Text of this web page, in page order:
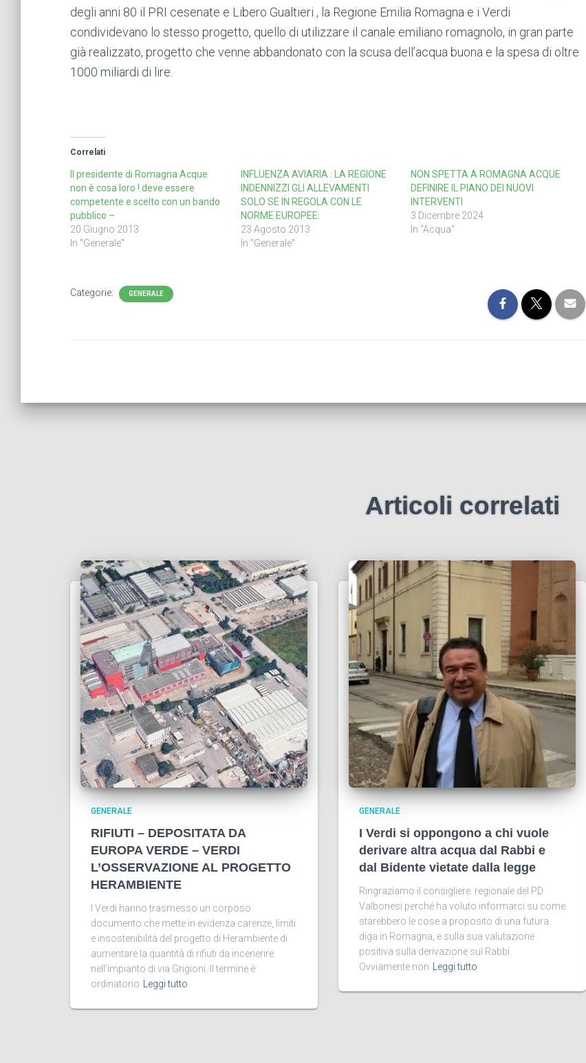
degli anni 80 il PRI cesenate e Libero Gualtieri , la Regione Emilia Romagna e i Verdi
condividevano lo stesso progetto, quello di utilizzare il canale emiliano romagnolo, in gran parte
già realizzato, progetto che venne abbandonato con la scusa dell’acqua buona e la spesa di oltre
1000 miliardi di lire.
Correlati
Il presidente di Romagna Acque
non è cosa loro ! deve essere
competente e scelto con un bando
pubblico –
20 Giugno 2013
In "Generale"
INFLUENZA AVIARIA : LA REGIONE
INDENNIZZI GLI ALLEVAMENTI
SOLO SE IN REGOLA CON LE
NORME EUROPEE:
23 Agosto 2013
In "Generale"
NON SPETTA A ROMAGNA ACQUE
DEFINIRE IL PIANO DEI NUOVI
INTERVENTI
3 Dicembre 2024
In "Acqua"
Categorie: GENERALE
Articoli correlati
GENERALE
RIFIUTI – DEPOSITATA DA
EUROPA VERDE – VERDI
L’OSSERVAZIONE AL PROGETTO
HERAMBIENTE
I Verdi hanno trasmesso un corposo
documento che mette in evidenza carenze, limiti
e insostenibilità del progetto di Herambiente di
aumentare la quantità di rifiuti da incenerire
nell’impianto di via Grigioni. Il termine è
ordinatorio
Leggi tutto
GENERALE
I Verdi si oppongono a chi vuole
derivare altra acqua dal Rabbi e
dal Bidente vietate dalla legge
Ringraziamo il consigliere regionale del PD
Valbonesi perché ha voluto informarci su come
starebbero le cose a proposito di una futura
diga in Romagna, e sulla sua valutazione
positiva sulla derivazione sul Rabbi.
Ovviamente non
Leggi tutto